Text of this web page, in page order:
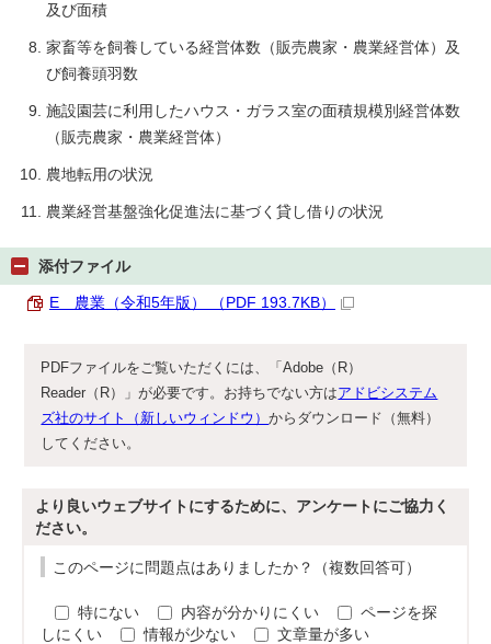
及び面積
家畜等を飼養している経営体数（販売農家・農業経営体）及
び飼養頭羽数
施設園芸に利用したハウス・ガラス室の面積規模別経営体数
（販売農家・農業経営体）
農地転用の状況
農業経営基盤強化促進法に基づく貸し借りの状況
添付ファイル
E 農業（令和5年版） （PDF 193.7KB）
PDFファイルをご覧いただくには、「Adobe（R）
Reader（R）」が必要です。お持ちでない方はアドビシステム
ズ社のサイト（新しいウィンドウ）からダウンロード（無料）
してください。
より良いウェブサイトにするために、アンケートにご協力く
ださい。
このページに問題点はありましたか？（複数回答可）
特にない 内容が分かりにくい
ページを探
しにくい
情報が少ない 文章量が多い